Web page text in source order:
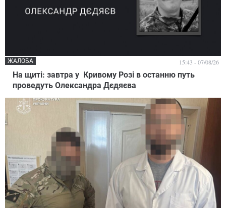
На щиті: завтра у Кривому Розі в останню путь
проведуть Олександра Дєдяєва
ЖАЛОБА 15:43 - 07/08/26